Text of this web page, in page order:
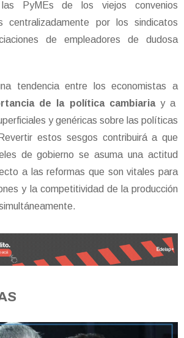
PyMEs de los viejos convenios
centralizadamente por los sindicatos
de empleadores de dudosa
tendencia entre los economistas a
de la política cambiariay a
y genéricas sobre las políticas
estos sesgos contribuirá a que
de gobierno se asuma una actitud
a las reformas que son vitales para
y la competitividad de la producción